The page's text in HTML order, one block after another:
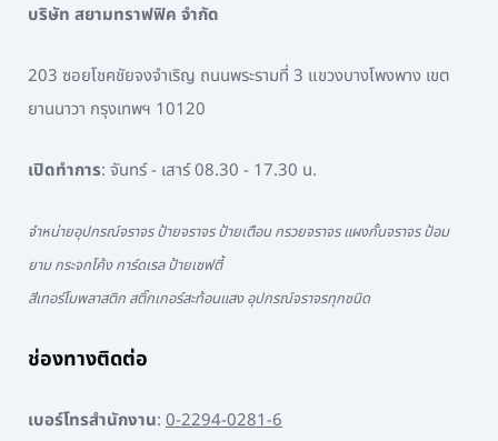
บริษัท สยามทราฟฟิค จำกัด
203 ซอยโชคชัยจงจำเริญ ถนนพระรามที่ 3 แขวงบางโพงพาง เขต
ยานนาวา กรุงเทพฯ 10120
เปิดทำการ: จันทร์ - เสาร์ 08.30 - 17.30 น.
จำหน่ายอุปกรณ์จราจร ป้ายจราจร ป้ายเตือน กรวยจราจร แผงกั้นจราจร ป้อม
ยาม กระจกโค้ง การ์ดเรล ป้ายเซฟตี้
สีเทอร์โมพลาสติก สติ๊กเกอร์สะท้อนแสง อุปกรณ์จราจรทุกชนิด
ช่องทางติดต่อ
เบอร์โทรสำนักงาน: 0-2294-0281-6